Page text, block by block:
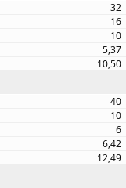
32
16
10
5,37
10,50
40
10
6
6,42
12,49